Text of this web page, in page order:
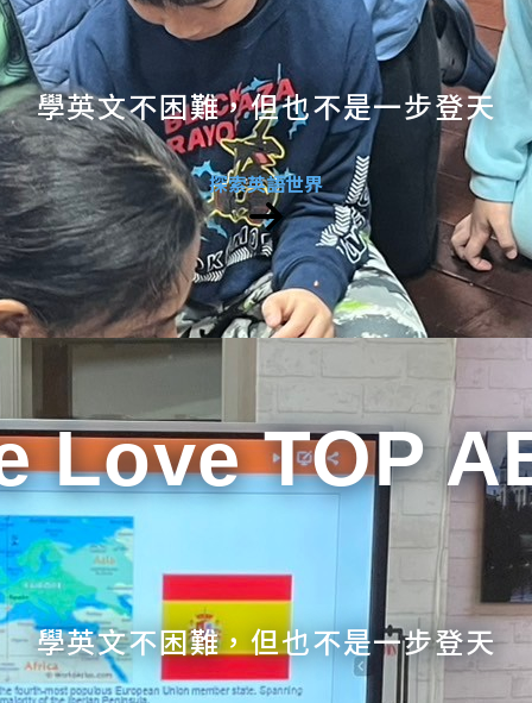
學英文不困難，但也不是一步登天
探索英語世界
Love TOP
學英文不困難，但也不是一步登天